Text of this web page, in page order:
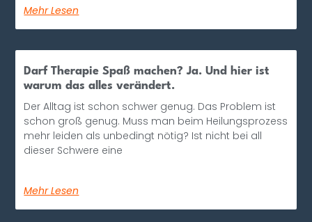
Mehr Lesen
Darf Therapie Spaß machen? Ja. Und hier ist
warum das alles verändert.
Der Alltag ist schon schwer genug. Das Problem ist
schon groß genug. Muss man beim Heilungsprozess
mehr leiden als unbedingt nötig? Ist nicht bei all
dieser Schwere eine
Mehr Lesen